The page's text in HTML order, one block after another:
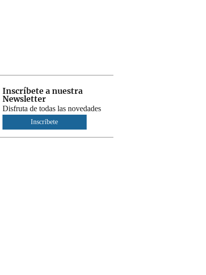
Inscríbete a nuestra
Newsletter
Disfruta de todas las novedades
Inscríbete